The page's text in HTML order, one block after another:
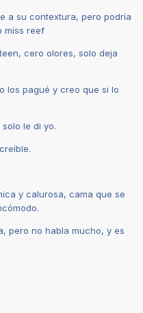
a su contextura, pero podría
miss reef
cero olores, solo deja
los pagué y creo que si lo
le di yo.
y calurosa, cama que se
pero no habla mucho, y es